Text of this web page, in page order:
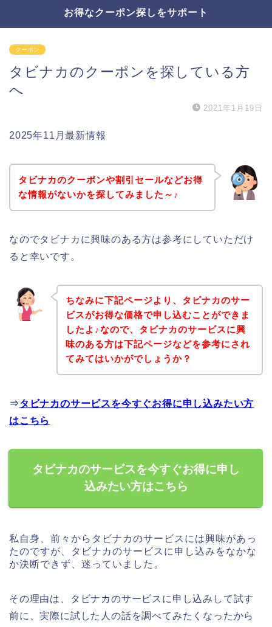
お得なクーポン探しをサポート
クーポン
タビナカのクーポンを探している方
へ
2021年1月19日
2025年11月最新情報
タビナカのクーポンや割引セールなどお得
な情報がないかを探してみました～♪
なのでタビナカに興味のある方は参考にしていただけ
ると幸いです。
ちなみに下記ページより、タビナカのサー
ビスがお得な価格で申し込むことができま
したよ♪なので、タビナカのサービスに興
味のある方は下記ページなどを参考にされ
てみてはいかがでしょうか？
⇒タビナカのサービスを今すぐお得に申し込みたい方
はこちら
タビナカのサービスを今すぐお得に申し
込みたい方はこちら
私自身、前々からタビナカのサービスには興味があっ
たのですが、タビナカのサービスに申し込みをなかな
か決断できず、迷っていました。
その理由は、タビナカのサービスに申し込みして試す
前に、実際に試した人の話を調べてみたくなったから